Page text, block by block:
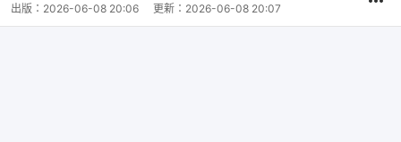
出版： 2026-06-08 20:06 更新： 2026-06-08 20:07